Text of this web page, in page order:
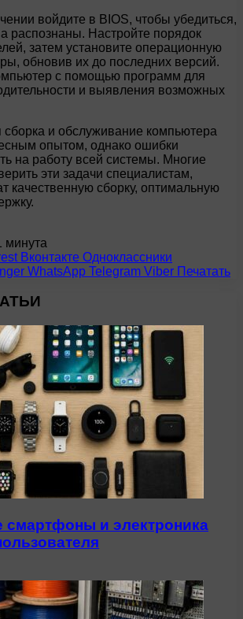
войдите в BIOS, чтобы убедиться,
распознаны. Настройте порядок
затем установите операционную
обновив их до последних версий.
с помощью программ для
и выявления возможных
сборка и обслуживание компьютера
опытом, однако ошибки
на работу всей системы. Многие
эти задачи специалистам,
качественную сборку, оптимальную
минута
Вконтакте Одноклассники
WhatsApp Telegram Viber Печатать
и электроника